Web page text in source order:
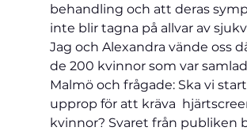
behandling och att deras
inte blir tagna på allvar av
Jag och Alexandra vände oss
de 200 kvinnor som var
Malmö och frågade: Ska vi
upprop för att kräva
kvinnor? Svaret från publiken